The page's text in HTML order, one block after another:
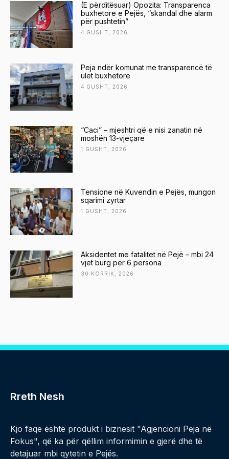
(E përditësuar) Opozita: Transparenca
buxhetore e Pejës, “skandal dhe alarm
për pushtetin”
4 GUSHT, 2026
Peja ndër komunat me transparencë të
ulët buxhetore
4 GUSHT, 2026
“Caci” – mjeshtri që e nisi zanatin në
moshën 13-vjeçare
1 GUSHT, 2026
Tensione në Kuvendin e Pejës, mungon
sqarimi zyrtar
1 GUSHT, 2026
Aksidentet me fatalitet në Pejë – mbi 24
vjet burg për 6 persona
30 KORRIK, 2026
Rreth Nesh
Kjo faqe është produkt i biznesit "Agjencioni Peja në
Fokus", që ka për qëllim informimin e gjerë dhe të
detajuar mbi qytetin e Pejës.